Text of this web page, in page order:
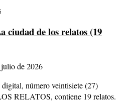
ciudad de los relatos (19
julio de 2026
número veintisiete (27)
RELATOS, contiene 19 relatos.